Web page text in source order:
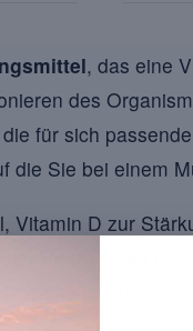
, das eine
des
für sich
die Sie bei einem
Vitamin D zur
enthalten sind ?